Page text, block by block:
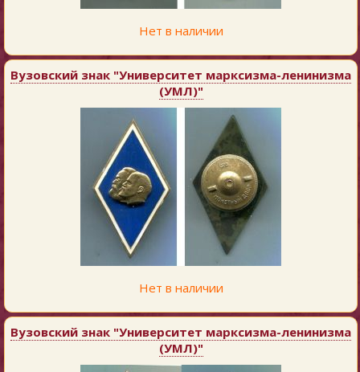
Нет в наличии
Вузовский знак "Университет марксизма-ленинизма
(УМЛ)"
Нет в наличии
Вузовский знак "Университет марксизма-ленинизма
(УМЛ)"